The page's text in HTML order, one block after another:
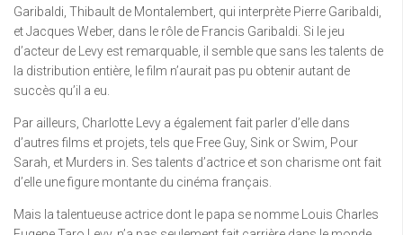
Garibaldi, Thibault de Montalembert, qui interprète Pierre Garibaldi,
et Jacques Weber, dans le rôle de Francis Garibaldi. Si le jeu
d’acteur de Levy est remarquable, il semble que sans les talents de
la distribution entière, le film n’aurait pas pu obtenir autant de
succès qu’il a eu.
Par ailleurs, Charlotte Levy a également fait parler d’elle dans
d’autres films et projets, tels que Free Guy, Sink or Swim, Pour
Sarah, et Murders in. Ses talents d’actrice et son charisme ont fait
d’elle une figure montante du cinéma français.
Mais la talentueuse actrice dont le papa se nomme Louis Charles